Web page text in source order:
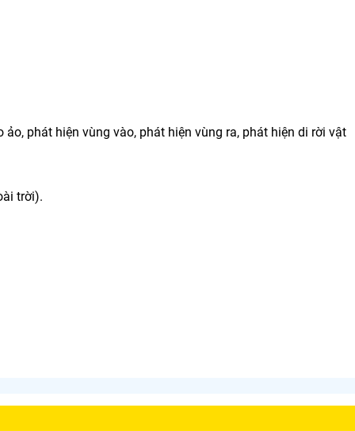
phát hiện vùng vào, phát hiện vùng ra, phát hiện di rời vật
trời).